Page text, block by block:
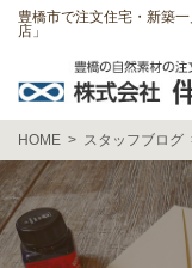
豊橋市で注文住宅・新築
店」
HOME スタッフブログ